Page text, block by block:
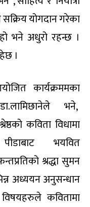
सक्रिय योगदान गरेका
भने अधुरो रहन्छ ।
।
कार्यक्रममका
भने,
कविता विधामा
पीडाबाट भयवित
श्रद्धा सुमन
अध्ययन अनुसन्धान
कवितामा